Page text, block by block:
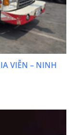
VIỄN – NINH